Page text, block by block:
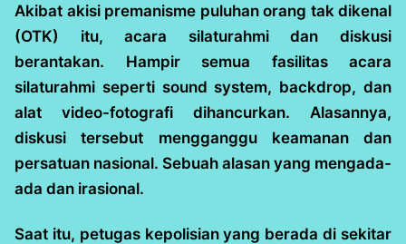
Akibat akisi premanisme puluhan orang tak dikenal
(OTK) itu, acara silaturahmi dan diskusi
berantakan. Hampir semua fasilitas acara
silaturahmi seperti sound system, backdrop, dan
alat video-fotografi dihancurkan. Alasannya,
diskusi tersebut mengganggu keamanan dan
persatuan nasional. Sebuah alasan yang mengada-
ada dan irasional.
Saat itu, petugas kepolisian yang berada di sekitar